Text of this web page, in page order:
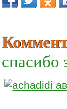
спасибо